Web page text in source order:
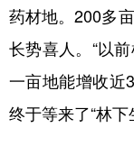
药材地。200多
长势喜人。“以
一亩地能增收近
终于等来了“林下